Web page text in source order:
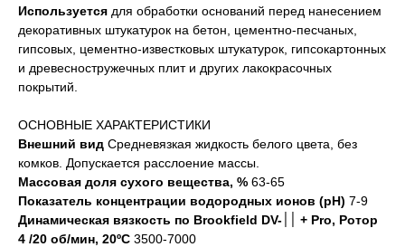
Используется для обработки оснований перед нанесением
декоративных штукатурок на бетон, цементно-песчаных,
гипсовых, цементно-известковых штукатурок, гипсокартонных
и древесностружечных плит и других лакокрасочных
покрытий.
ОСНОВНЫЕ ХАРАКТЕРИСТИКИ
Внешний вид Средневязкая жидкость белого цвета, без
комков. Допускается расслоение массы.
Массовая доля сухого вещества, % 63-65
Показатель концентрации водородных ионов (рН) 7-9
Динамическая вязкость по Brookfield DV-׀׀ + Pro, Ротор
4 /20 об/мин, 20ºC 3500-7000